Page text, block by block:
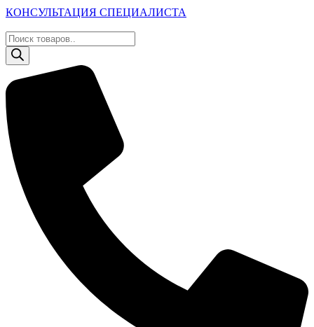
КОНСУЛЬТАЦИЯ СПЕЦИАЛИСТА
Поиск
товаров